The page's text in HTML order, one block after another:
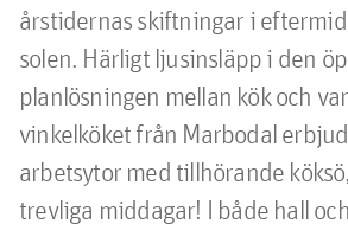
årstidernas skiftningar i
solen. Härligt ljusinsläpp i den
planlösningen mellan kök och
vinkelköket från Marbodal
arbetsytor med tillhörande
trevliga middagar! I både hall